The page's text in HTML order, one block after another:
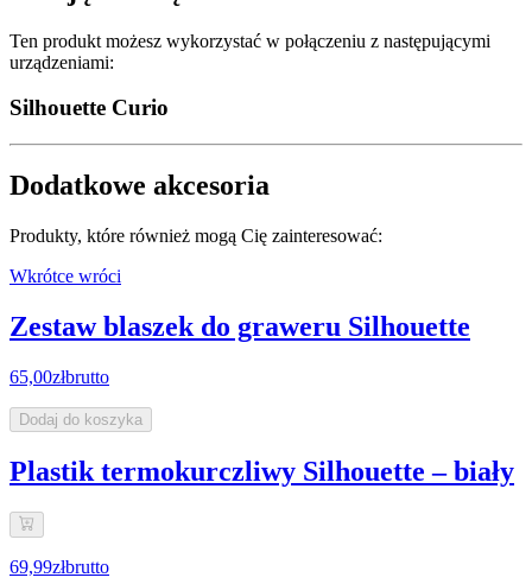
Ten produkt możesz wykorzystać w połączeniu z następującymi
urządzeniami:
Silhouette Curio
Dodatkowe akcesoria
Produkty, które również mogą Cię zainteresować:
Wkrótce wróci
Zestaw blaszek do graweru Silhouette
65,00złbrutto
Dodaj do koszyka
Plastik termokurczliwy Silhouette – biały
69,99złbrutto